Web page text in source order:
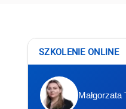
SZKOLENIE ONLINE
Małgorzata